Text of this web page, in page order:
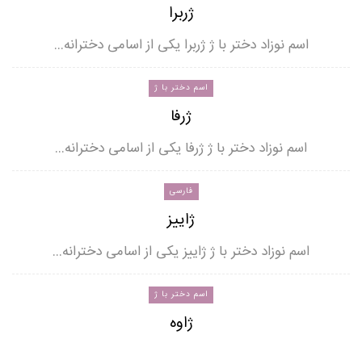
ژربرا
اسم نوزاد دختر با ژ ژربرا یکی از اسامی دخترانه…
اسم دختر با ژ
ژرفا
اسم نوزاد دختر با ژ ژرفا یکی از اسامی دخترانه…
فارسی
ژاییز
اسم نوزاد دختر با ژ ژاییز یکی از اسامی دخترانه…
اسم دختر با ژ
ژاوه